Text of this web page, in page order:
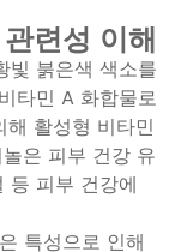
련성 이해
빛 붉은색 색소를
타민 A 화합물로
활성형 비타민
은 피부 건강 유
등 피부 건강에
특성으로 인해